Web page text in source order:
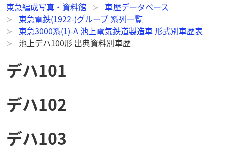
東急編成写真・資料館
車歴データベース
東急電鉄(1922-)グループ 系列一覧
東急3000系(1)-A 池上電気鉄道製造車 形式別車歴表
池上デハ100形 出典資料別車歴
デハ101
デハ102
デハ103